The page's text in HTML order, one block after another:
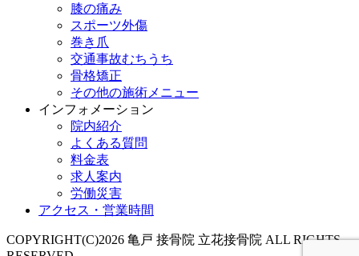
膝の痛み
スポーツ外傷
巻き爪
交通事故むちうち
骨格矯正
その他の施術メニュー
インフォメーション
院内紹介
よくある質問
料金表
求人案内
労働災害
アクセス・営業時間
COPYRIGHT(C)2026 亀戸 接骨院 立花接骨院 ALL RIGHTS